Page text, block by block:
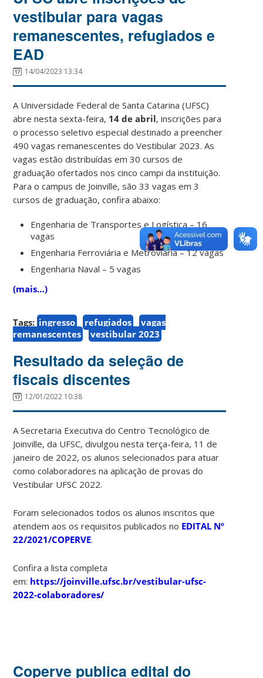
vestibular para vagas
remanescentes, refugiados e
EAD
14/04/2023 13:34
A Universidade Federal de Santa Catarina (UFSC)
abre nesta sexta-feira, 14 de abril, inscrições para
o processo seletivo especial destinado a preencher
490 vagas remanescentes do Vestibular 2023. As
vagas estão distribuídas em 30 cursos de
graduação ofertados nos cinco campi da instituição.
Para o campus de Joinville, são 33 vagas em 3
cursos de graduação, confira abaixo:
Engenharia de Transportes e Logística – 16
vagas
Engenharia Ferroviária e Metroviária – 12 vagas
Engenharia Naval – 5 vagas
(mais…)
Tags: ingresso refugiados
vagas
remanescentes
vestibular 2023
Resultado da seleção de
fiscais discentes
12/01/2022 10:38
A Secretaria Executiva do Centro Tecnológico de
Joinville, da UFSC, divulgou nesta terça-feira, 11 de
janeiro de 2022, os alunos selecionados para atuar
como colaboradores na aplicação de provas do
Vestibular UFSC 2022.
Foram selecionados todos os alunos inscritos que
atendem aos os requisitos publicados no EDITAL Nº
22/2021/COPERVE.
Confira a lista completa
em: https://joinville.ufsc.br/vestibular-ufsc-
2022-colaboradores/
Coperve publica edital do